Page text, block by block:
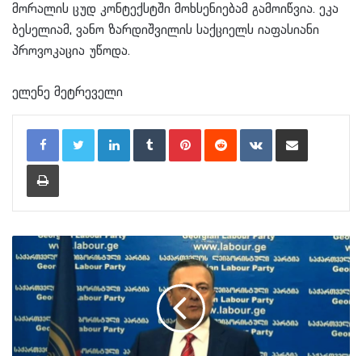
მორალის ცუდ კონტექსტში მოხსენიებამ გამოიწვია. ეკა
ბესელიამ, ვანო ზარდიშვილის საქციელს იაფასიანი
პროვოკაცია უწოდა.
ელენე მეტრეველი
LinkedInTumblr PinterestReddit VKontakteShare via Email
Print